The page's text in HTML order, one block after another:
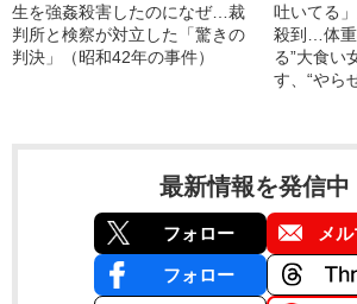
生を強姦殺害したのになぜ…裁
判所と検察が対立した「驚きの
判決」（昭和42年の事件）
吐いてる
殺到…体重
る”大食い
す、“やら
最新情報を発信中
フォロー メ
フォロー